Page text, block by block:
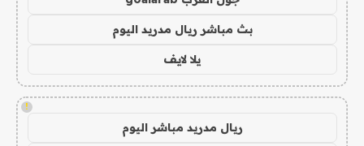
بث مباشر ريال مدريد اليوم
يلا لايف
!
ريال مدريد مباشر اليوم